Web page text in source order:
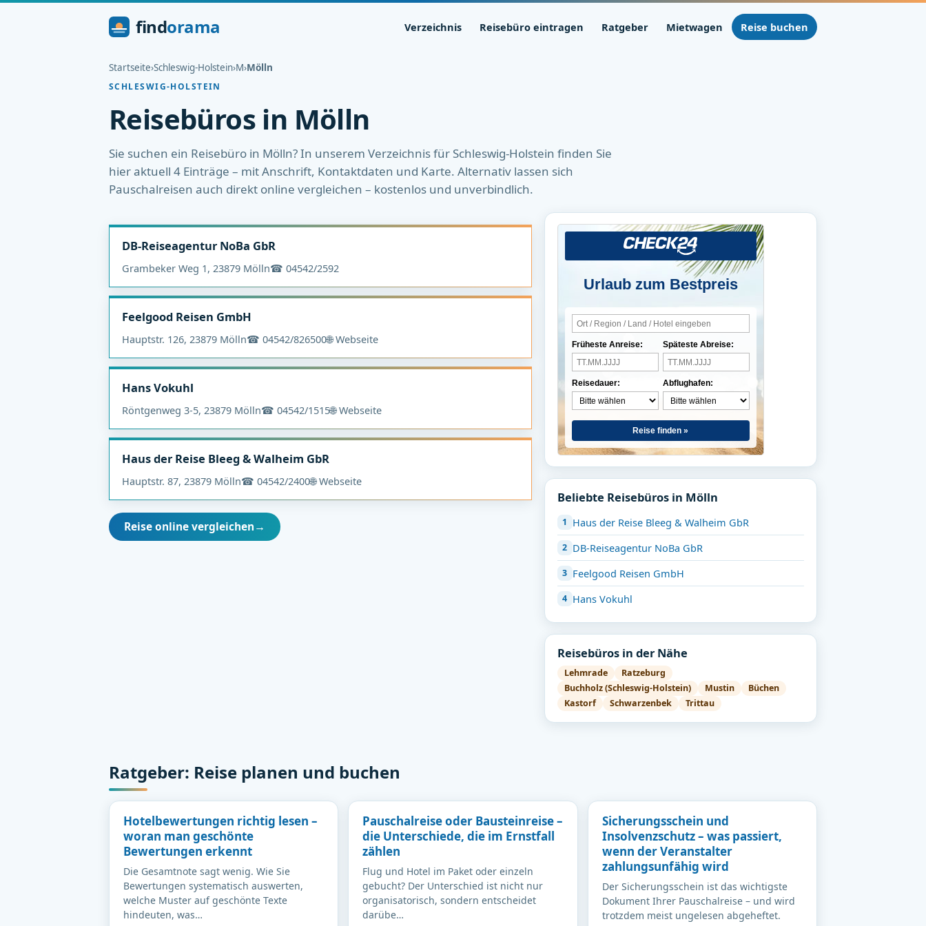
findorama Verzeichnis Reisebüro eintragen Ratgeber Mietwagen Reise buchen
Startseite›Schleswig-Holstein›M›Mölln
SCHLESWIG-HOLSTEIN
Reisebüros in Mölln
Sie suchen ein Reisebüro in Mölln? In unserem Verzeichnis für Schleswig-Holstein finden Sie
hier aktuell 4 Einträge – mit Anschrift, Kontaktdaten und Karte. Alternativ lassen sich
Pauschalreisen auch direkt online vergleichen – kostenlos und unverbindlich.
DB-Reiseagentur NoBa GbR
Grambeker Weg 1, 23879 Mölln☎ 04542/2592
Feelgood Reisen GmbH
Hauptstr. 126, 23879 Mölln☎ 04542/826500🌐 Webseite
Hans Vokuhl
Röntgenweg 3-5, 23879 Mölln☎ 04542/1515🌐 Webseite
Haus der Reise Bleeg & Walheim GbR
Hauptstr. 87, 23879 Mölln☎ 04542/2400🌐 Webseite
Reise online vergleichen→
Urlaub zum Bestpreis
Früheste Anreise:
Reisedauer:
Späteste Abreise:
Abflughafen:
Reise finden »
Beliebte Reisebüros in Mölln
Haus der Reise Bleeg & Walheim GbR
DB-Reiseagentur NoBa GbR
Feelgood Reisen GmbH
Hans Vokuhl
Reisebüros in der Nähe
Lehmrade
Ratzeburg
Buchholz (Schleswig-Holstein)
Mustin
Büchen
Kastorf
Schwarzenbek Trittau
Ratgeber: Reise planen und buchen
Hotelbewertungen richtig lesen –
woran man geschönte
Bewertungen erkennt
Die Gesamtnote sagt wenig. Wie Sie
Bewertungen systematisch auswerten,
welche Muster auf geschönte Texte
hindeuten, was…
Pauschalreise oder Bausteinreise –
die Unterschiede, die im Ernstfall
zählen
Flug und Hotel im Paket oder einzeln
gebucht? Der Unterschied ist nicht nur
organisatorisch, sondern entscheidet
darübe…
Sicherungsschein und
Insolvenzschutz – was passiert,
wenn der Veranstalter
zahlungsunfähig wird
Der Sicherungsschein ist das wichtigste
Dokument Ihrer Pauschalreise – und wird
trotzdem meist ungelesen abgeheftet.